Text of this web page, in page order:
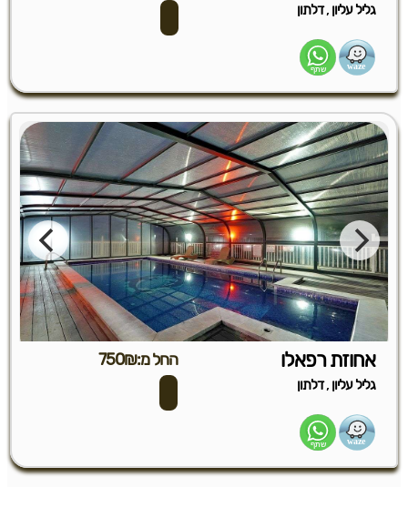
גליל עליון ,דלתון
אחוזת רפאלו החל מ:750₪
גליל עליון ,דלתון